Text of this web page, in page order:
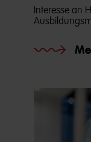
Interesse an